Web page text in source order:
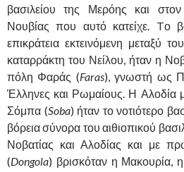
βασιλείου της Μερόης και
Νουβίας που αυτό κατείχε. Tο
επικράτεια εκτεινόμενη μεταξύ
καταρράκτη του Νείλου, ήταν η
πόλη Φαράς (Faras), γνωστή ως
Έλληνες και Ρωμαίους. Η Αλοδία
Σόμπα (Soba) ήταν το νοτιότερο
βόρεια σύνορα του αιθιοπικού
Νοβατίας και Αλοδίας και με
(Dongola) βρισκόταν η Μακουρία,